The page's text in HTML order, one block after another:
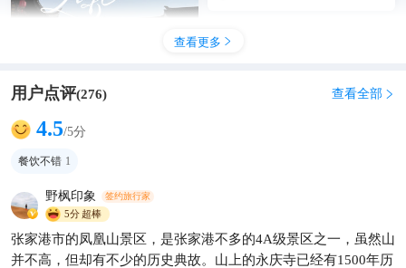
拖炉饼打卡地推荐💫
蓝羽儿
查看更多 
用户点评(276) 查看全部 
4.5/5分
餐饮不错 1
野枫印象 签约旅行家
5分超棒
张家港市的凤凰山景区，是张家港不多的4A级景区之一，虽然山
并不高，但却有不少的历史典故。山上的永庆寺已经有1500年历